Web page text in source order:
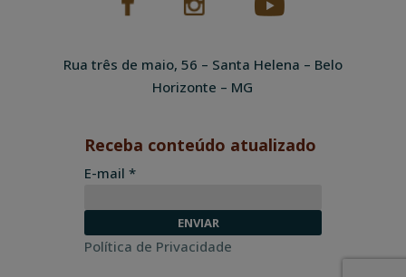
Rua três de maio, 56 – Santa Helena – Belo
Horizonte – MG
Receba conteúdo atualizado
E-mail *
Política de Privacidade